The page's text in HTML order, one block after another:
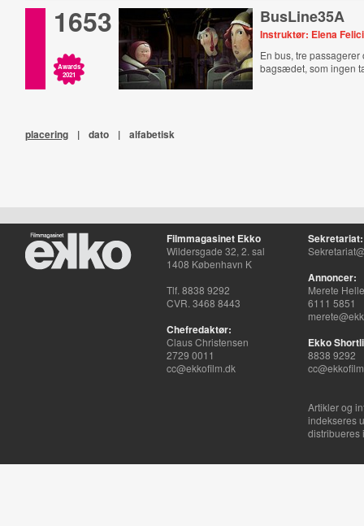
1653
Awards
2021
BusLine35A
Instruktør: Elena Felici
En bus, tre
bagsædet, som ingen
placering | dato | alfabetisk
Filmmagasinet Ekko
Wildersgade 32, 2. sal
1408 København K
Tlf. 8838 9292
CVR. 3468 8443
Chefredaktør:
Claus Christensen
2729 0011
cc@ekkofilm.dk
Sekretariat:
Annoncer:
Merete
6111 5851
Ekko
8838 9292
Artikler og
indekseres
distribueres